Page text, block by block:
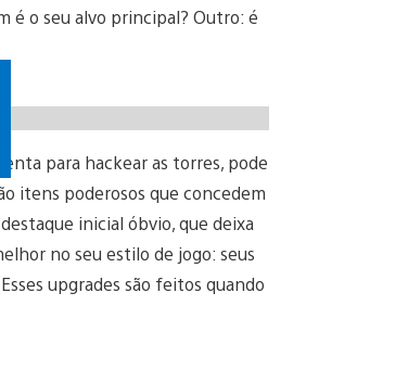
é o seu alvo principal? Outro: é
para hackear as torres, pode
itens poderosos que concedem
inicial óbvio, que deixa
no seu estilo de jogo: seus
upgrades são feitos quando